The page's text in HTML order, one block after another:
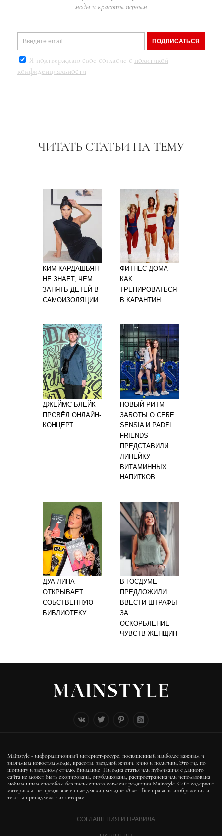
моды и красоты первым
ПОДПИСАТЬСЯ
Я подтверждаю свое согласие с политикой
конфиденциальности
ЧИТАТЬ СТАТЬИ НА ТЕМУ
КИМ КАРДАШЬЯН
НЕ ЗНАЕТ, ЧЕМ
ЗАНЯТЬ ДЕТЕЙ В
САМОИЗОЛЯЦИИ
ФИТНЕС ДОМА —
КАК
ТРЕНИРОВАТЬСЯ
В КАРАНТИН
ДЖЕЙМС БЛЕЙК
ПРОВЁЛ ОНЛАЙН-
КОНЦЕРТ
НОВЫЙ РИТМ
ЗАБОТЫ О СЕБЕ:
SENSIA И PADEL
FRIENDS
ПРЕДСТАВИЛИ
ЛИНЕЙКУ
ВИТАМИННЫХ
НАПИТКОВ
ДУА ЛИПА
ОТКРЫВАЕТ
СОБСТВЕННУЮ
БИБЛИОТЕКУ
В ГОСДУМЕ
ПРЕДЛОЖИЛИ
ВВЕСТИ ШТРАФЫ
ЗА
ОСКОРБЛЕНИЕ
ЧУВСТВ ЖЕНЩИН
Mainstyle - информационный интернет-ресурс, посвященный наиболее важным и
значимым новостям моды, красоты, звездной жизни, кино и политики. Это гид по
шопингу и звездному стилю. Внимание! Ни одна статья или публикация с данного
сайта не может быть скопирована, опубликована, распространена или использована
любым иным способом без письменного согласия редакции Mainstyle. Сайт содержит
материалы, не предназначенные для лиц младше 18 лет. Все права на изображения и
тексты принадлежат их авторам.
СОГЛАШЕНИЯ И ПРАВИЛА